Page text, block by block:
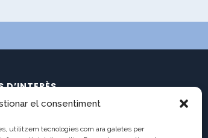
el consentiment
utilitzem tecnologies com ara galetes per
D’INTERÈS
08009 Barcelona